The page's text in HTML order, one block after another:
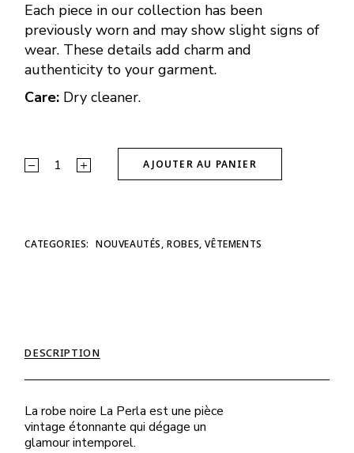
Each piece in our collection has been
previously worn and may show slight signs of
wear. These details add charm and
authenticity to your garment.
Care: Dry cleaner.
La Perla dress quantityAJOUTER AU PANIER
Alternative:
CATEGORIES: NOUVEAUTÉS,ROBES,VÊTEMENTS
DESCRIPTION
La robe noire La Perla est une pièce
vintage étonnante qui dégage un
glamour intemporel.